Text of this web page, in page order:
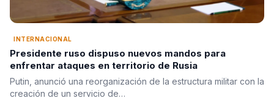
INTERNACIONAL
Presidente ruso dispuso nuevos mandos para
enfrentar ataques en territorio de Rusia
Putin, anunció una reorganización de la estructura militar con la
creación de un servicio de…